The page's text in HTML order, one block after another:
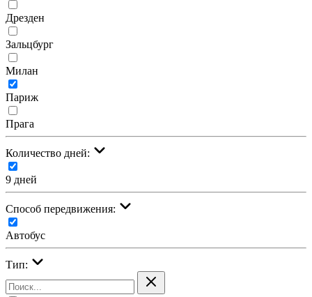
Дрезден
Зальцбург
Милан
Париж
Прага
Количество дней:
9 дней
Cпособ передвижения:
Автобус
Тип: